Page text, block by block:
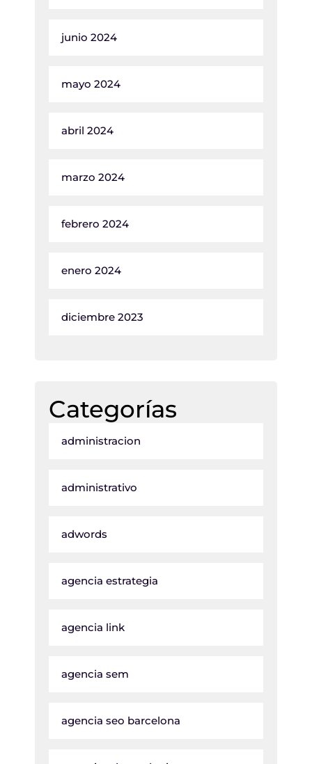
junio 2024
mayo 2024
abril 2024
marzo 2024
febrero 2024
enero 2024
diciembre 2023
Categorías
administracion
administrativo
adwords
agencia estrategia
agencia link
agencia sem
agencia seo barcelona